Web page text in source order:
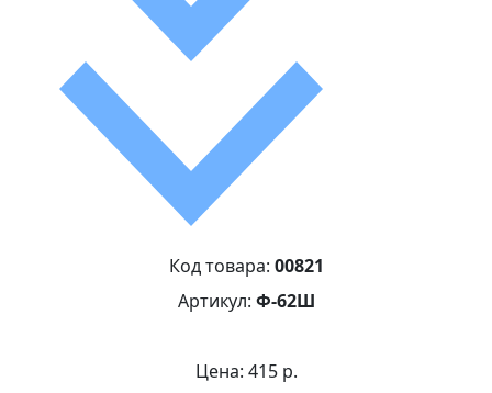
Код товара: 00821
Артикул: Ф-62Ш
Цена: 415 р.